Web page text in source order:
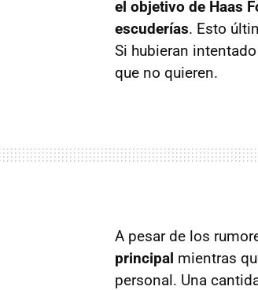
el objetivo de Haas
escuderías. Esto
Si hubieran
que no quieren.
A pesar de los
principal mientras
personal. Una